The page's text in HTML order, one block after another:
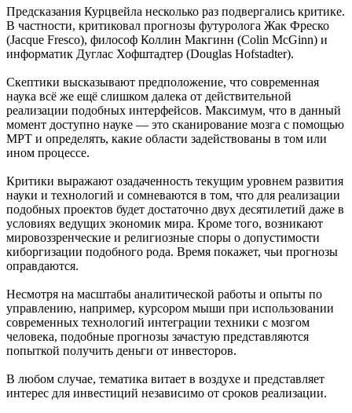
Предсказания Курцвейла несколько раз подвергались критике.
В частности, критиковал прогнозы футуролога Жак Фреско
(Jacque Fresco), философ Коллин Макгинн (Colin McGinn) и
информатик Дуглас Хофштадтер (Douglas Hofstadter).
Скептики высказывают предположение, что современная
наука всё же ещё слишком далека от действительной
реализации подобных интерфейсов. Максимум, что в данный
момент доступно науке — это сканирование мозга с помощью
МРТ и определять, какие области задействованы в том или
ином процессе.
Критики выражают озадаченность текущим уровнем развития
науки и технологий и сомневаются в том, что для реализации
подобных проектов будет достаточно двух десятилетий даже в
условиях ведущих экономик мира. Кроме того, возникают
мировоззренческие и религиозные споры о допустимости
киборгизации подобного рода. Время покажет, чьи прогнозы
оправдаются.
Несмотря на масштабы аналитической работы и опыты по
управлению, например, курсором мыши при использовании
современных технологий интеграции техники с мозгом
человека, подобные прогнозы зачастую представляются
попыткой получить деньги от инвесторов.
В любом случае, тематика витает в воздухе и представляет
интерес для инвестиций независимо от сроков реализации.